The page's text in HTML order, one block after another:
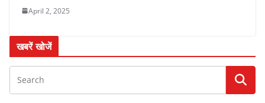
April 2, 2025
खबरें खोजें